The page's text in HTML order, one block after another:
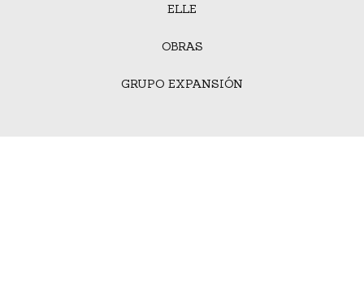
ELLE
OBRAS
GRUPO EXPANSIÓN